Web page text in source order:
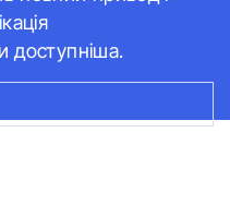
доступніша.